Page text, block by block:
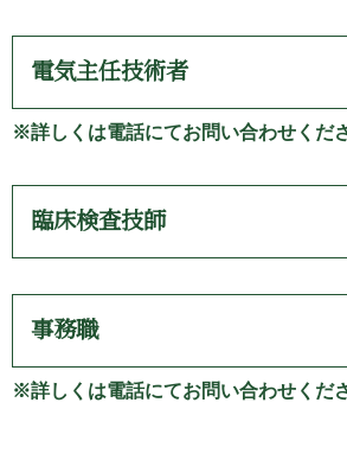
電気主任技術者
※詳しくは電話にてお問い合わせくだ
臨床検査技師
事務職
※詳しくは電話にてお問い合わせくだ